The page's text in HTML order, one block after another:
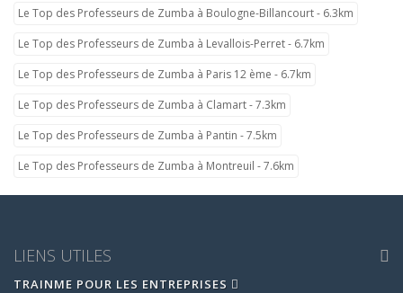
Le Top des Professeurs de Zumba à Boulogne-Billancourt - 6.3km
Le Top des Professeurs de Zumba à Levallois-Perret - 6.7km
Le Top des Professeurs de Zumba à Paris 12 ème - 6.7km
Le Top des Professeurs de Zumba à Clamart - 7.3km
Le Top des Professeurs de Zumba à Pantin - 7.5km
Le Top des Professeurs de Zumba à Montreuil - 7.6km
LIENS UTILES
TRAINME POUR LES ENTREPRISES